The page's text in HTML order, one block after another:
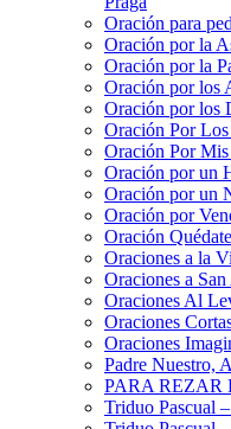
Oración para
Oración por la
Oración por la
Oración por los
Oración por los
Oración Por
Oración Por
Oración por un
Oración por un
Oración por
Oración
Oraciones a la
Oraciones a
Oraciones Al
Oraciones
Oraciones
Padre Nuestro,
PARA REZAR
Triduo Pascual